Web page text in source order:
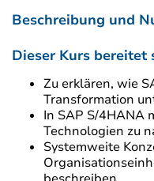
Beschreibung und
Dieser Kurs bereitet
Zu erklären, wie
Transformation
In SAP S/4HANA
Technologien zu
Systemweite